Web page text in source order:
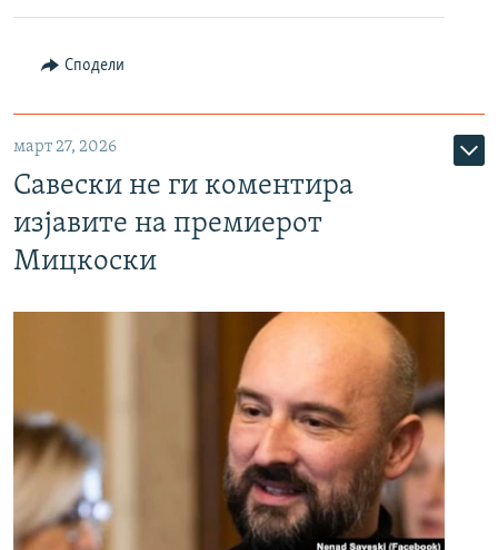
Сподели
март 27, 2026
Савески не ги коментира
изјавите на премиерот
Мицкоски